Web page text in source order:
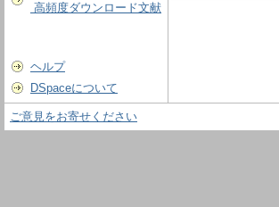
高頻度ダウンロード文献
ヘルプ
DSpaceについて
ご意見をお寄せください